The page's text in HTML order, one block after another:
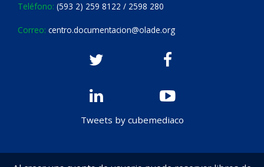
Teléfono: (593 2) 259 8122 / 2598 280
Correo: centro.documentacion@olade.org
Tweets by cubemediaco